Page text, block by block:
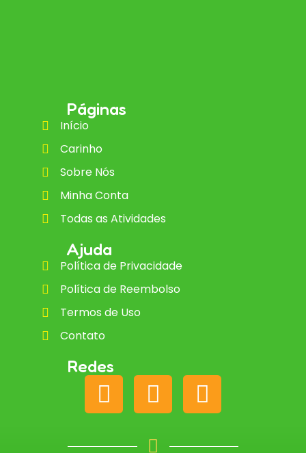
Páginas
Início
Carinho
Sobre Nós
Minha Conta
Todas as Atividades
Ajuda
Política de Privacidade
Política de Reembolso
Termos de Uso
Contato
Redes